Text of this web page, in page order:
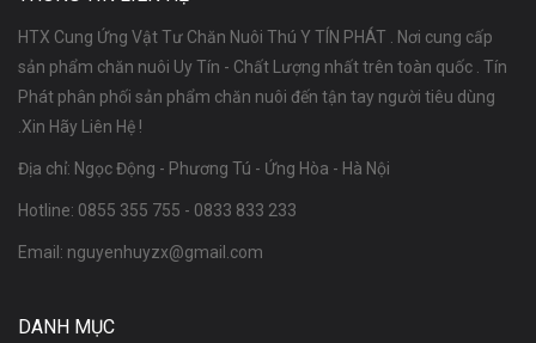
HTX Cung Ứng Vật Tư Chăn Nuôi Thú Y TÍN PHÁT . Nơi cung cấp
sản phẩm chăn nuôi Uy Tín - Chất Lượng nhất trên toàn quốc . Tín
Phát phân phối sản phẩm chăn nuôi đến tận tay người tiêu dùng
.Xin Hãy Liên Hệ !
Địa chỉ: Ngọc Động - Phương Tú - Ứng Hòa - Hà Nội
Hotline: 0855 355 755 - 0833 833 233
Email: nguyenhuyzx@gmail.com
DANH MỤC